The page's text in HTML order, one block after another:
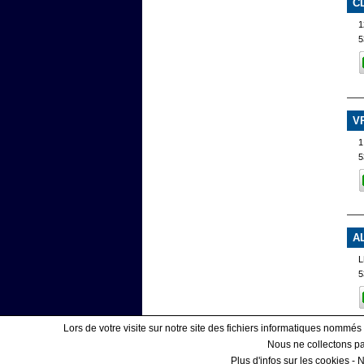
Lors de votre visite sur notre site des fichiers informatiques
Nous ne collectons
Plus d'infos sur les cookies-